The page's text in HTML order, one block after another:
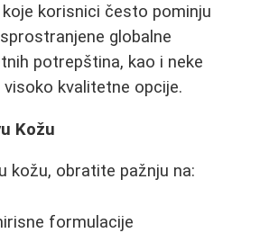
korisnici često pominju
globalne
potrepština, kao i neke
kvalitetne opcije.
Kožu
kožu, obratite pažnju na:
formulacije